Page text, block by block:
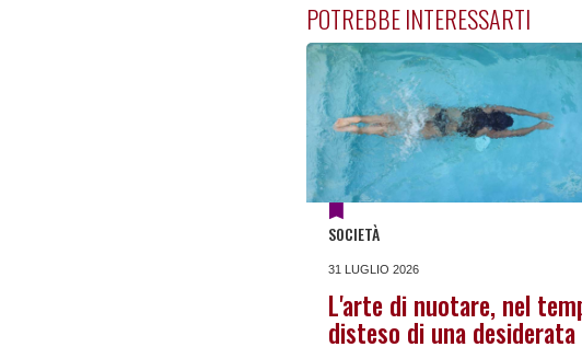
POTREBBE INTERESSARTI
SOCIETÀ
31 LUGLIO 2026
L'arte di nuotare, nel
disteso di una desiderata